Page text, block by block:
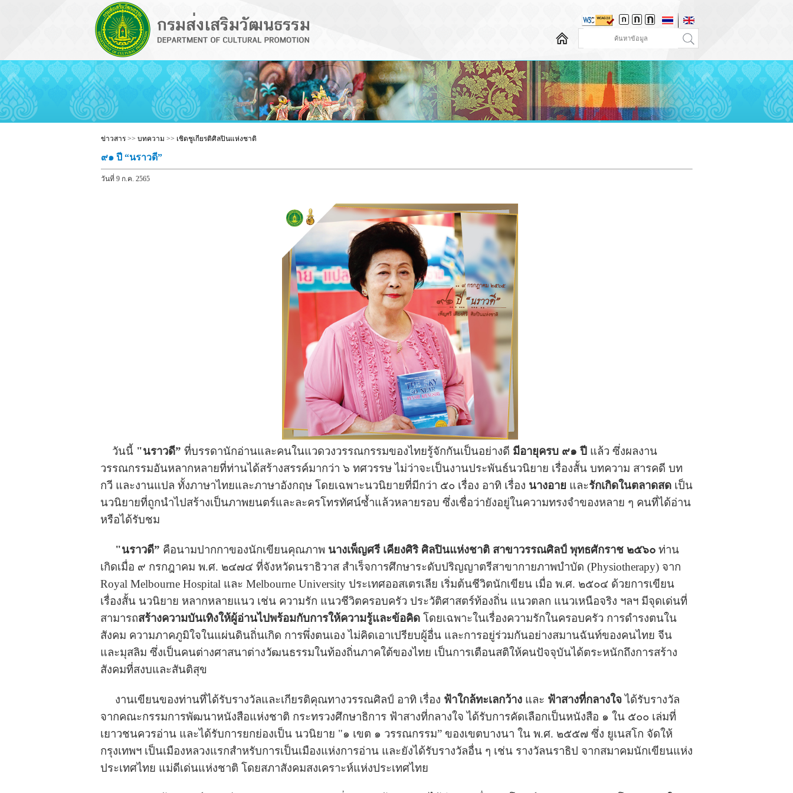
ข่าวสาร >> บทความ >> เชิดชูเกียรติศิลปินแห่งชาติ
๙๑ ปี “นราวดี”
วันที่ 9 ก.ค. 2565
วันนี้ "นราวดี” ที่บรรดานักอ่านและคนในแวดวงวรรณกรรมของไทยรู้จักกันเป็นอย่างดี มีอายุครบ ๙๑ ปี แล้ว ซึ่งผลงาน
วรรณกรรมอันหลากหลายที่ท่านได้สร้างสรรค์มากว่า ๖ ทศวรรษ ไม่ว่าจะเป็นงานประพันธ์นวนิยาย เรื่องสั้น บทความ สารคดี บท
กวี และงานแปล ทั้งภาษาไทยและภาษาอังกฤษ โดยเฉพาะนวนิยายที่มีกว่า ๕๐ เรื่อง อาทิ เรื่อง นางอาย และรักเกิดในตลาดสด เป็น
นวนิยายที่ถูกนำไปสร้างเป็นภาพยนตร์และละครโทรทัศน์ซ้ำแล้วหลายรอบ ซึ่งเชื่อว่ายังอยู่ในความทรงจำของหลาย ๆ คนที่ได้อ่าน
หรือได้รับชม
"นราวดี” คือนามปากกาของนักเขียนคุณภาพ นางเพ็ญศรี เคียงศิริ ศิลปินแห่งชาติ สาขาวรรณศิลป์ พุทธศักราช ๒๕๖๐ ท่าน
เกิดเมื่อ ๙ กรกฎาคม พ.ศ. ๒๔๗๔ ที่จังหวัดนราธิวาส สำเร็จการศึกษาระดับปริญญาตรีสาขากายภาพบำบัด (Physiotherapy) จาก
Royal Melbourne Hospital และ Melbourne University ประเทศออสเตรเลีย เริ่มต้นชีวิตนักเขียน เมื่อ พ.ศ. ๒๕๐๔ ด้วยการเขียน
เรื่องสั้น นวนิยาย หลากหลายแนว เช่น ความรัก แนวชีวิตครอบครัว ประวัติศาสตร์ท้องถิ่น แนวตลก แนวเหนือจริง ฯลฯ มีจุดเด่นที่
สามารถสร้างความบันเทิงให้ผู้อ่านไปพร้อมกับการให้ความรู้และข้อคิด โดยเฉพาะในเรื่องความรักในครอบครัว การดำรงตนใน
สังคม ความภาคภูมิใจในแผ่นดินถิ่นเกิด การพึ่งตนเอง ไม่คิดเอาเปรียบผู้อื่น และการอยู่ร่วมกันอย่างสมานฉันท์ของคนไทย จีน
และมุสลิม ซึ่งเป็นคนต่างศาสนาต่างวัฒนธรรมในท้องถิ่นภาคใต้ของไทย เป็นการเตือนสติให้คนปัจจุบันได้ตระหนักถึงการสร้าง
สังคมที่สงบและสันติสุข
งานเขียนของท่านที่ได้รับรางวัลและเกียรติคุณทางวรรณศิลป์ อาทิ เรื่อง ฟ้าใกล้ทะเลกว้าง และ ฟ้าสางที่กลางใจ ได้รับรางวัล
จากคณะกรรมการพัฒนาหนังสือแห่งชาติ กระทรวงศึกษาธิการ ฟ้าสางที่กลางใจ ได้รับการคัดเลือกเป็นหนังสือ ๑ ใน ๕๐๐ เล่มที่
เยาวชนควรอ่าน และได้รับการยกย่องเป็น นวนิยาย "๑ เขต ๑ วรรณกรรม” ของเขตบางนา ใน พ.ศ. ๒๕๕๗ ซึ่ง ยูเนสโก จัดให้
กรุงเทพฯ เป็นเมืองหลวงแรกสำหรับการเป็นเมืองแห่งการอ่าน และยังได้รับรางวัลอื่น ๆ เช่น รางวัลนราธิป จากสมาคมนักเขียนแห่ง
ประเทศไทย แม่ดีเด่นแห่งชาติ โดยสภาสังคมสงเคราะห์แห่งประเทศไทย